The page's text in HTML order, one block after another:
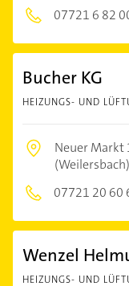
07721 6 82
Bucher KG
HEIZUNGS- UND
Neuer Markt
(Weilersbach)
07721 20 60
Wenzel
HEIZUNGS- UND